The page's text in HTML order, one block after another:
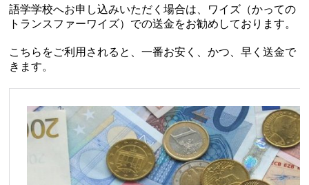
語学学校へお申し込みいただく場合は、ワイズ（かっての
トランスファーワイズ）での送金をお勧めしております。
こちらをご利用されると、一番お安く、かつ、早く送金で
きます。